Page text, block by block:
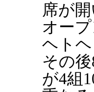
席が
オー
ヘト
その
が4組